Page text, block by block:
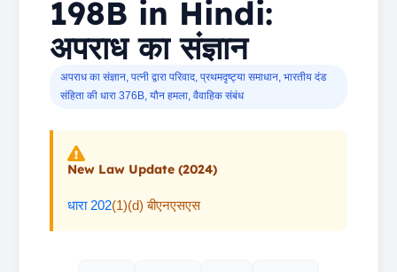
198B in Hindi:
अपराध का संज्ञान
अपराध का संज्ञान पत्नी द्वारा परिवाद प्रथमदृष्ट्या समाधान भारतीय दंड
संहिता की धारा 376B यौन हमला वैवाहिक संबंध
New Law Update (2024)
धारा 202(1)(d) बीएनएसएस